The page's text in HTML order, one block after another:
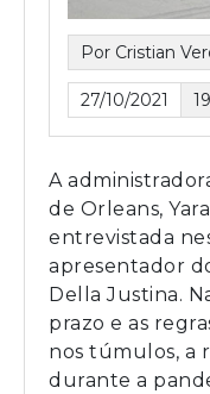
Por Cristian
27/10/2021
A
de Orleans,
entrevistada
apresentador
Della Justina.
prazo e as
nos túmulos, a
durante a